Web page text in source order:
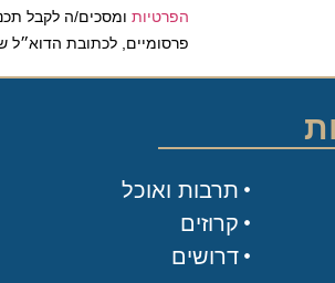
הפרטיותומסכים/ה לקבל תכנים
פרסומיים, לכתובת הדוא״ל שלי.
תרבות ואוכל
קרוזים
דרושים